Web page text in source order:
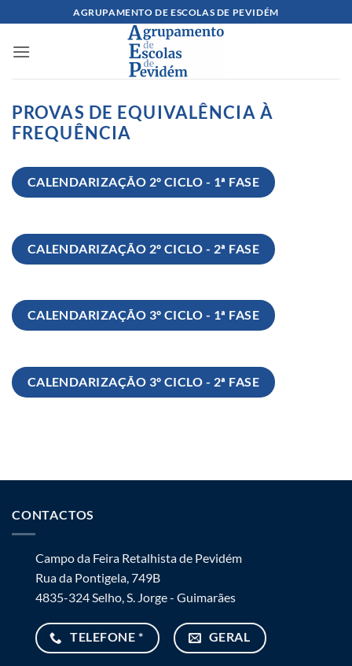
content
AGRUPAMENTO DE ESCOLAS DE PEVIDÉM
PROVAS DE EQUIVALÊNCIA À
FREQUÊNCIA
CALENDARIZAÇÃO 2º CICLO - 1ª FASE
CALENDARIZAÇÃO 2º CICLO - 2ª FASE
CALENDARIZAÇÃO 3º CICLO - 1ª FASE
CALENDARIZAÇÃO 3º CICLO - 2ª FASE
CONTACTOS
Campo da Feira Retalhista de Pevidém
Rua da Pontigela, 749B
4835-324 Selho, S. Jorge - Guimarães
TELEFONE * GERAL